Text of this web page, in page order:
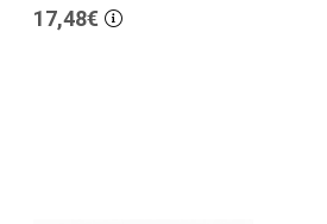
17,48€